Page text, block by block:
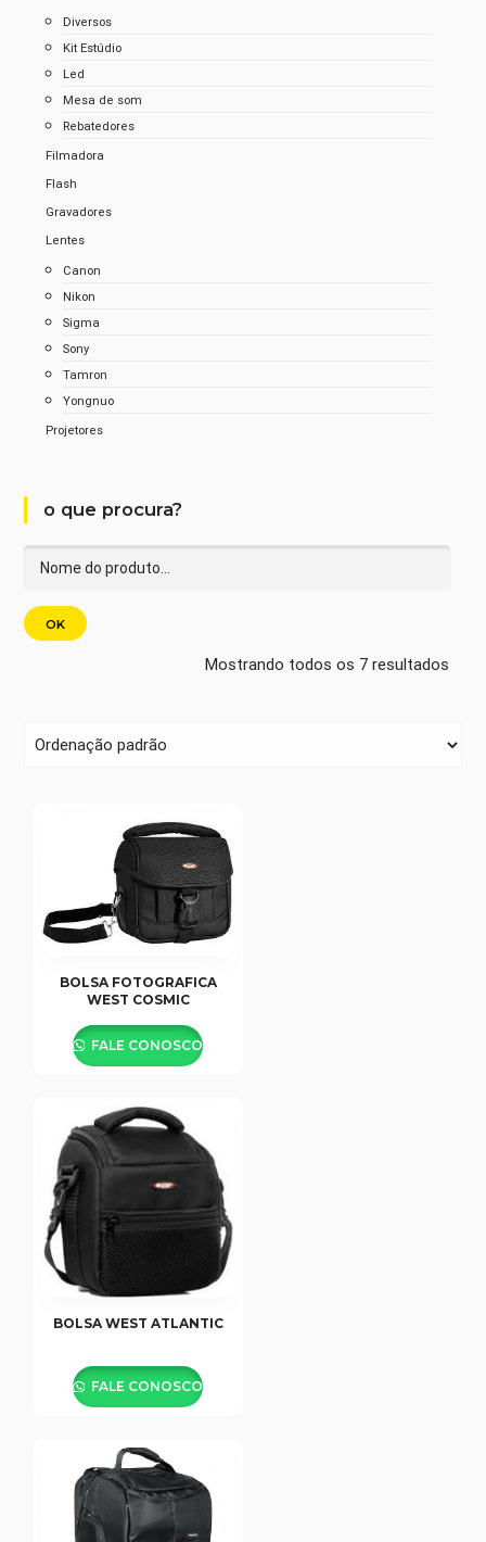
Diversos
Kit Estúdio
Led
Mesa de som
Rebatedores
Filmadora
Flash
Gravadores
Lentes
Canon
Nikon
Sigma
Sony
Tamron
Yongnuo
Projetores
o que procura?
Mostrando todos os 7 resultados
BOLSA FOTOGRAFICA
WEST COSMIC
FALE CONOSCO
BOLSA WEST ATLANTIC
FALE CONOSCO